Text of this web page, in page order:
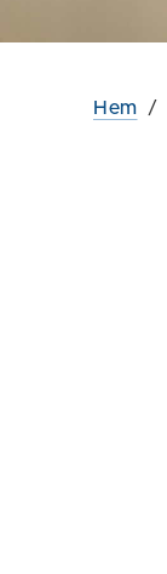
Hem /